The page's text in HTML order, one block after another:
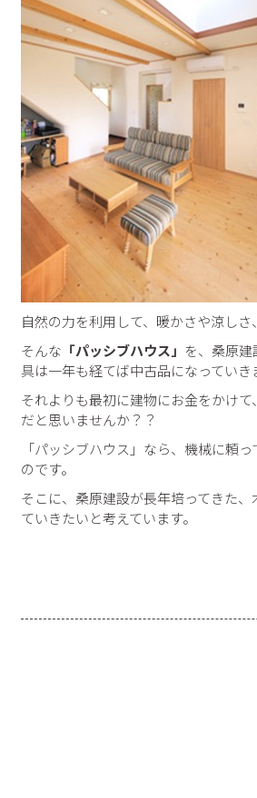
自然の力を利用して、暖かさや涼し
そんな 「パッシブハウス」 を、桑原
具は一年も経てば中古品になっていき
それよりも最初に建物にお金をかけ
だと思いませんか？？
「パッシブハウス」なら、機械に頼
のです。
そこに、桑原建設が長年培ってきた
ていきたいと考えています。